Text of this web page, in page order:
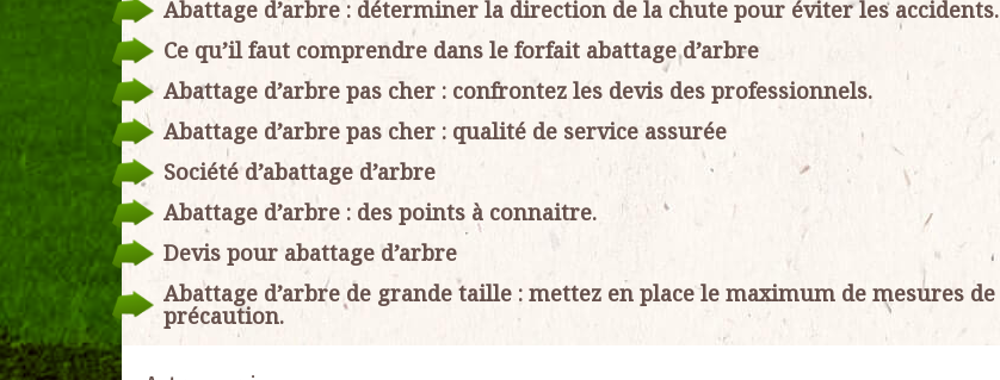
Abattage d’arbre : déterminer la direction de la chute pour éviter les accidents.
Ce qu’il faut comprendre dans le forfait abattage d’arbre
Abattage d’arbre pas cher : confrontez les devis des professionnels.
Abattage d’arbre pas cher : qualité de service assurée
Société d’abattage d’arbre
Abattage d’arbre : des points à connaitre.
Devis pour abattage d’arbre
Abattage d’arbre de grande taille : mettez en place le maximum de mesures de
précaution.